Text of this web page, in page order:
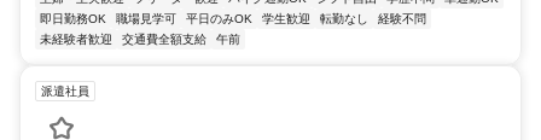
即日勤務OK
職場見学可 平日のみOK 学生歓迎 転勤なし
経験不問
未経験者歓迎
交通費全額支給 午前
派遣社員